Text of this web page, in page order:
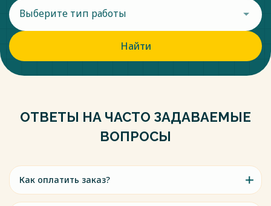
Выберите тип работы
Найти
ОТВЕТЫ НА ЧАСТО ЗАДАВАЕМЫЕ
ВОПРОСЫ
Как оплатить заказ?